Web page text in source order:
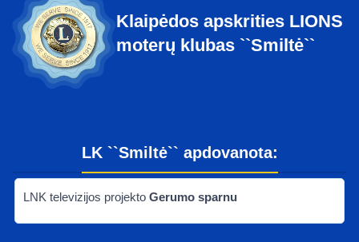
Klaipėdos apskrities LIONS
moterų klubas ``Smiltė``
LK ``Smiltė`` apdovanota:
LNK televizijos projekto Gerumo sparnu